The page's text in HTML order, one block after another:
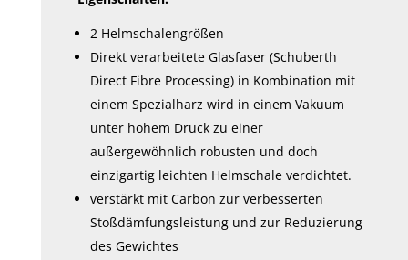
2 Helmschalengrößen
Direkt verarbeitete Glasfaser (Schuberth
Direct Fibre Processing) in Kombination mit
einem Spezialharz wird in einem Vakuum
unter hohem Druck zu einer
außergewöhnlich robusten und doch
einzigartig leichten Helmschale verdichtet.
verstärkt mit Carbon zur verbesserten
Stoßdämfungsleistung und zur Reduzierung
des Gewichtes